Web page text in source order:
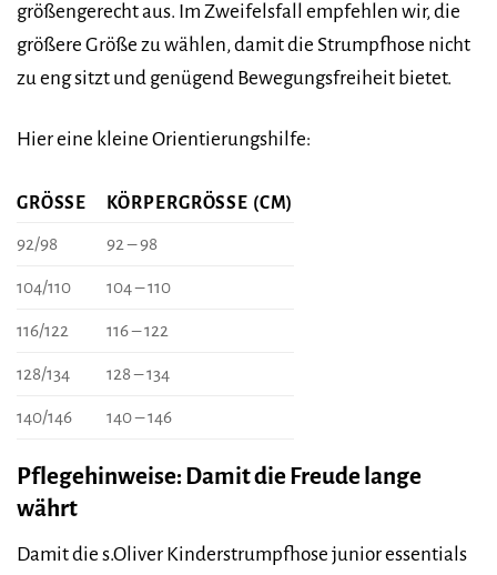
größengerecht aus. Im Zweifelsfall empfehlen wir, die
größere Größe zu wählen, damit die Strumpfhose nicht
zu eng sitzt und genügend Bewegungsfreiheit bietet.
Hier eine kleine Orientierungshilfe:
GRÖSSE KÖRPERGRÖSSE (CM)
92/98 92 – 98
104/110 104 – 110
116/122 116 – 122
128/134 128 – 134
140/146 140 – 146
Pflegehinweise: Damit die Freude lange
währt
Damit die s.Oliver Kinderstrumpfhose junior essentials